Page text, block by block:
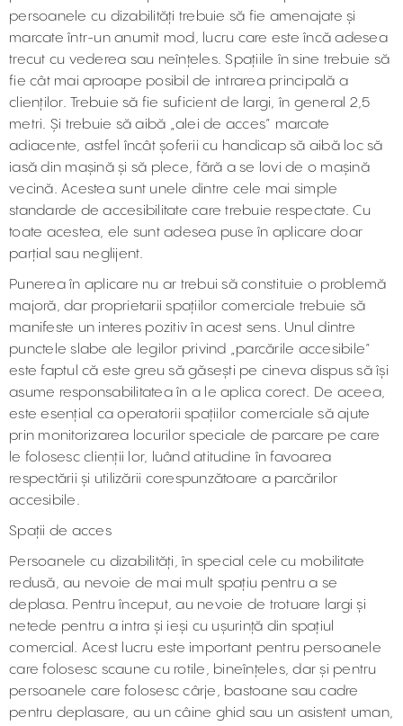
persoanele cu dizabilități trebuie să fie amenajate și
marcate într-un anumit mod, lucru care este încă adesea
trecut cu vederea sau neînțeles. Spațiile în sine trebuie să
fie cât mai aproape posibil de intrarea principală a
clienților. Trebuie să fie suficient de largi, în general 2,5
metri. Și trebuie să aibă „alei de acces” marcate
adiacente, astfel încât șoferii cu handicap să aibă loc să
iasă din mașină și să plece, fără a se lovi de o mașină
vecină. Acestea sunt unele dintre cele mai simple
standarde de accesibilitate care trebuie respectate. Cu
toate acestea, ele sunt adesea puse în aplicare doar
parțial sau neglijent.
Punerea în aplicare nu ar trebui să constituie o problemă
majoră, dar proprietarii spațiilor comerciale trebuie să
manifeste un interes pozitiv în acest sens. Unul dintre
punctele slabe ale legilor privind „parcările accesibile”
este faptul că este greu să găsești pe cineva dispus să își
asume responsabilitatea în a le aplica corect. De aceea,
este esențial ca operatorii spațiilor comerciale să ajute
prin monitorizarea locurilor speciale de parcare pe care
le folosesc clienții lor, luând atitudine în favoarea
respectării și utilizării corespunzătoare a parcărilor
accesibile.
Spații de acces
Persoanele cu dizabilități, în special cele cu mobilitate
redusă, au nevoie de mai mult spațiu pentru a se
deplasa. Pentru început, au nevoie de trotuare largi și
netede pentru a intra și ieși cu ușurință din spațiul
comercial. Acest lucru este important pentru persoanele
care folosesc scaune cu rotile, bineînțeles, dar și pentru
persoanele care folosesc cârje, bastoane sau cadre
pentru deplasare, au un câine ghid sau un asistent uman,